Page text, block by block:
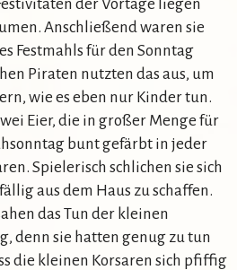
der Vortage liegen
Anschließend waren sie
Festmahls für den Sonntag
Piraten nutzten das aus, um
wie es eben nur Kinder tun.
Eier, die in großer Menge für
bunt gefärbt in jeder
Spielerisch schlichen sie sich
aus dem Haus zu schaffen.
das Tun der kleinen
denn sie hatten genug zu tun
die kleinen Korsaren sich pfiffig